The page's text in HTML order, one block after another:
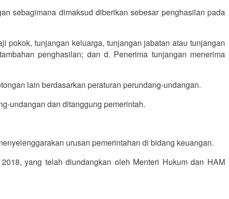
sebagimana dimaksud diberikan sebesar penghasilan pada
pokok, tunjangan keluarga, tunjangan jabatan atau tunjangan
penghasilan; dan d. Penerima tunjangan menerima
lain berdasarkan peraturan perundang-undangan.
undangan dan ditanggung pemerintah.
urusan pemerintahan di bidang keuangan.
yang telah diundangkan oleh Menteri Hukum dan HAM